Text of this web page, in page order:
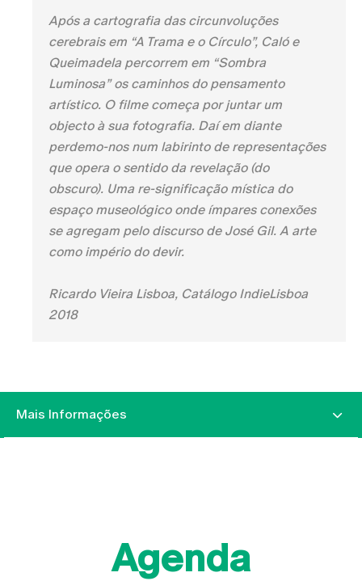
Após a cartografia das circunvoluções
cerebrais em “A Trama e o Círculo”, Caló e
Queimadela percorrem em “Sombra
Luminosa” os caminhos do pensamento
artístico. O filme começa por juntar um
objecto à sua fotografia. Daí em diante
perdemo-nos num labirinto de representações
que opera o sentido da revelação (do
obscuro). Uma re-significação mística do
espaço museológico onde ímpares conexões
se agregam pelo discurso de José Gil. A arte
como império do devir.
Ricardo Vieira Lisboa, Catálogo IndieLisboa
2018
Mais Informações
Agenda